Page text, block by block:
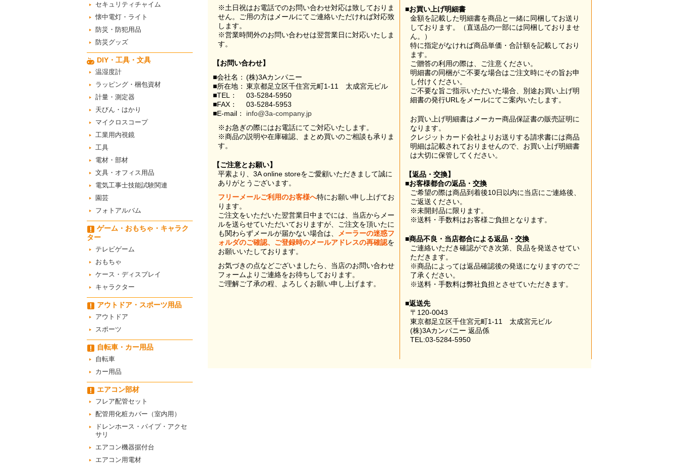
セキュリティチャイム
懐中電灯・ライト
防災・防犯用品
防災グッズ
DIY・工具・文具
温湿度計
ラッピング・梱包資材
計量・測定器
天びん・はかり
マイクロスコープ
工業用内視鏡
工具
電材・部材
文具・オフィス用品
電気工事士技能試験関連
園芸
フォトアルバム
ゲーム・おもちゃ・キャラク
ター
テレビゲーム
おもちゃ
ケース・ディスプレイ
キャラクター
アウトドア・スポーツ用品
アウトドア
スポーツ
自転車・カー用品
自転車
カー用品
エアコン部材
フレア配管セット
配管用化粧カバー（室内用）
ドレンホース・パイプ・アクセ
サリ
エアコン機器据付台
エアコン用電材
※土日祝はお電話でのお問い合わせ対応は致しておりま
せん。ご用の方はメールにてご連絡いただければ対応致
します。
※営業時間外のお問い合わせは翌営業日に対応いたしま
す。
【お問い合わせ】
■会社名： (株)3Aカンパニー
■所在地： 東京都足立区千住宮元町1-11 太成宮元ビル
■TEL：
03-5284-5950
■FAX：
03-5284-5953
■E-mail：
info@3a-company.jp
※お急ぎの際にはお電話にてご対応いたします。
※商品の説明や在庫確認、まとめ買いのご相談も承りま
す。
【ご注意とお願い】
平素より、3A online storeをご愛顧いただきまして誠に
ありがとうございます。
フリーメールご利用のお客様へ特にお願い申し上げてお
ります。
ご注文をいただいた翌営業日中までには、当店からメー
ルを送らせていただいておりますが、ご注文を頂いたに
も関わらずメールが届かない場合は、
メーラーの迷惑フ
ォルダのご確認、ご登録時のメールアドレスの再確認を
お願いいたしております。
お気づきの点などございましたら、当店のお問い合わせ
フォームよりご連絡をお待ちしております。
ご理解ご了承の程、よろしくお願い申し上げます。
■お買い上げ明細書
金額を記載した明細書を商品と一緒に同梱してお送り
しております。（直送品の一部には同梱しておりませ
ん。）
特に指定がなければ商品単価・合計額を記載しており
ます。
ご贈答の利用の際は、ご注意ください。
明細書の同梱がご不要な場合はご注文時にその旨お申
し付けください。
ご不要な旨ご指示いただいた場合、別途お買い上げ明
細書の発行URLをメールにてご案内いたします。
お買い上げ明細書はメーカー商品保証書の販売証明に
なります。
クレジットカード会社よりお送りする請求書には商品
明細は記載されておりませんので、お買い上げ明細書
は大切に保管してください。
【返品・交換】
■お客様都合の返品・交換
ご希望の際は商品到着後10日以内に当店にご連絡後、
ご返送ください。
※未開封品に限ります。
※送料・手数料はお客様ご負担となります。
■商品不良・当店都合による返品・交換
ご連絡いただき確認ができ次第、良品を発送させてい
ただきます。
※商品によっては返品確認後の発送になりますのでご
了承ください。
※送料・手数料は弊社負担とさせていただきます。
■返送先
〒120-0043
東京都足立区千住宮元町1-11 太成宮元ビル
(株)3Aカンパニー 返品係
TEL:03-5284-5950